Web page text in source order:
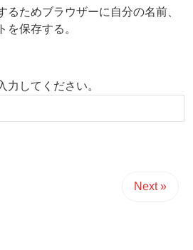
るためブラウザーに自分の名前、
を保存する。
力してください。
Next »